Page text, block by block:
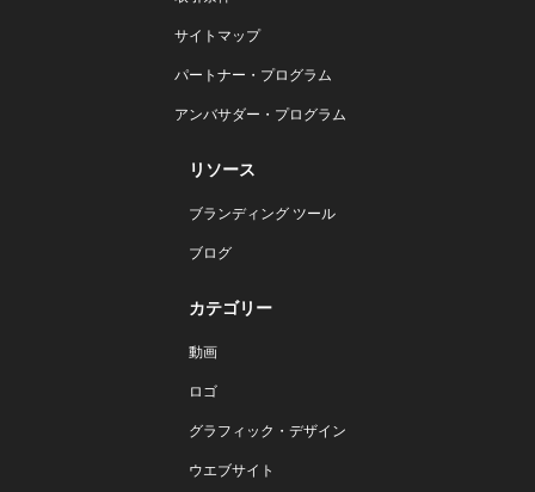
サイトマップ
パートナー・プログラム
アンバサダー・プログラム
リソース
ブランディング ツール
ブログ
カテゴリー
動画
ロゴ
グラフィック・デザイン
ウエブサイト